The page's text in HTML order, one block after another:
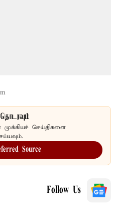
முக்கியச் செய்திகளை
Source
Follow Us